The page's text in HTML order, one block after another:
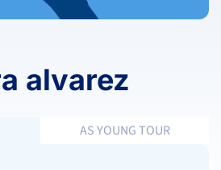
alvarez
AS YOUNG TOUR